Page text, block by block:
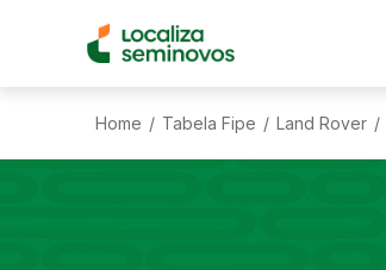
Home / Tabela Fipe / Land Rover /